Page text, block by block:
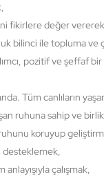
fikirlere değer vererek
bilinci ile topluma ve
pozitif ve şeffaf
Tüm canlıların
ruhuna sahip ve
koruyup
desteklemek,
çalışmak,